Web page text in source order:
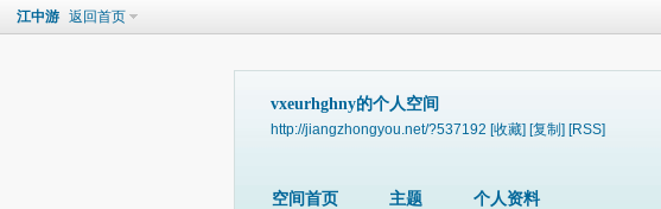
江中游 返回首页
vxeurhghny的个人空间
http://jiangzhongyou.net/?537192 [收藏] [复制] [RSS]
空间首页 主题 个人资料